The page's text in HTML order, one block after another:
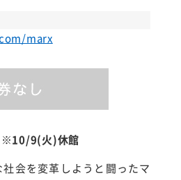
marx
9(火)休館
会を変革しようと闘ったマ